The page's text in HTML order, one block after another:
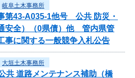
岐阜土木事務所
第43-A035-1他号 公共 防災・
安全）（0県債）他 管内県管
事に関する一般競争入札公告
大垣土木事務所
道路メンテナンス補助（橋